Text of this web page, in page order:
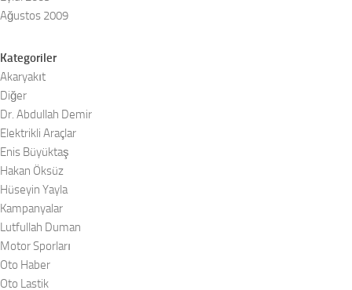
Ağustos 2009
Kategoriler
Akaryakıt
Diğer
Dr. Abdullah Demir
Elektrikli Araçlar
Enis Büyüktaş
Hakan Öksüz
Hüseyin Yayla
Kampanyalar
Lutfullah Duman
Motor Sporları
Oto Haber
Oto Lastik